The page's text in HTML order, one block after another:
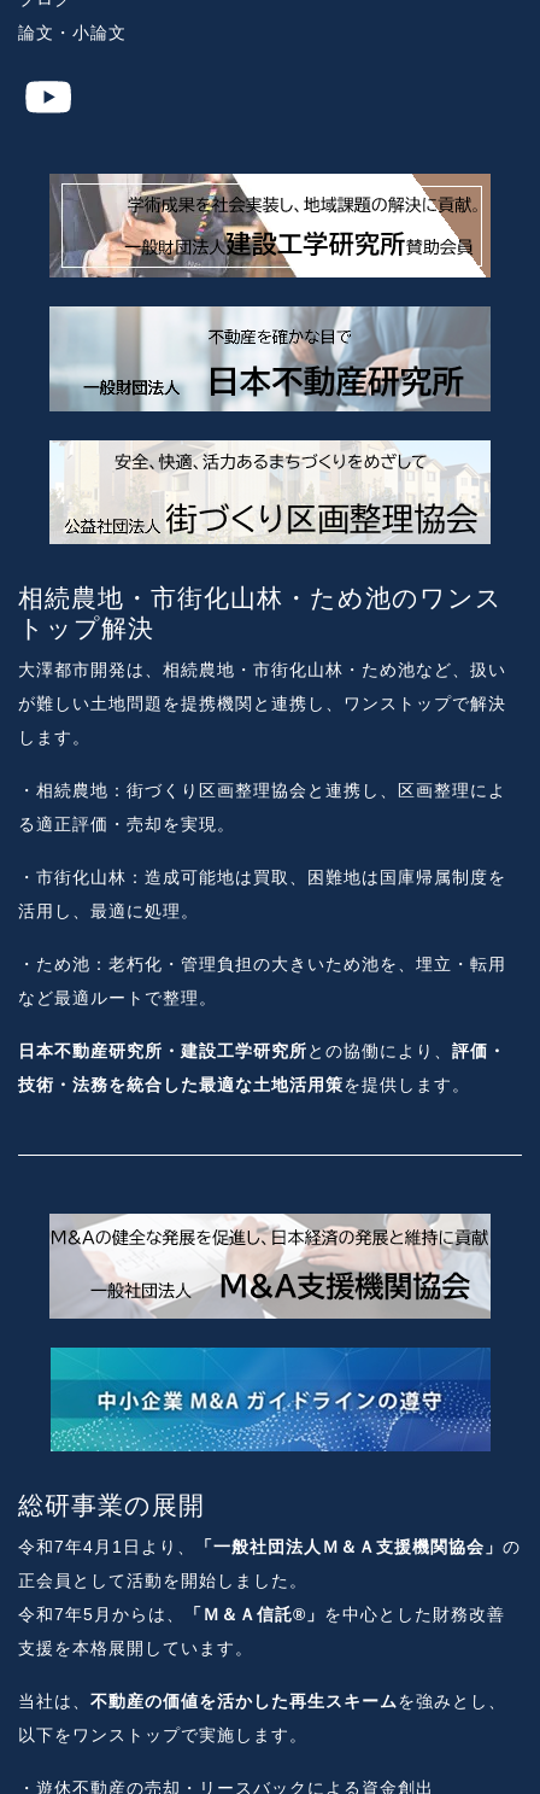
論文・小論文
相続農地・市街化山林・ため池のワンス
トップ解決
大澤都市開発は、相続農地・市街化山林・ため池など、扱い
が難しい土地問題を提携機関と連携し、ワンストップで解決
します。
・相続農地：街づくり区画整理協会と連携し、区画整理によ
る適正評価・売却を実現。
・市街化山林：造成可能地は買取、困難地は国庫帰属制度を
活用し、最適に処理。
・ため池：老朽化・管理負担の大きいため池を、埋立・転用
など最適ルートで整理。
日本不動産研究所・建設工学研究所との協働により、 評価・
技術・法務を統合した最適な土地活用策を提供します。
総研事業の展開
令和7年4月1日より、 「一般社団法人Ｍ＆Ａ支援機関協会」 の
正会員として活動を開始しました。
令和7年5月からは、
「Ｍ＆Ａ信託®」 を中心とした財務改善
支援を本格展開しています。
当社は、 不動産の価値を活かした再生スキームを強みとし、
以下をワンストップで実施します。
・遊休不動産の売却・リースバックによる資金創出